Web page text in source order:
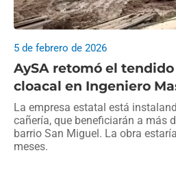
AySA retomó el
cloacal en Ingeniero
5 de febrero de 2026
La empresa estatal está
cañería, que beneficiarán a más
barrio San Miguel. La obra
meses.